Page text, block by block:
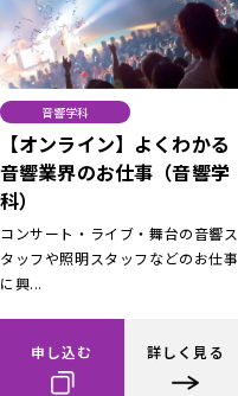
音響学科
【オンライン】よくわかる
音響業界のお仕事（音響学
科）
コンサート・ライブ・舞台の音響ス
タッフや照明スタッフなどのお仕事
に興...
申し込む 詳しく見る